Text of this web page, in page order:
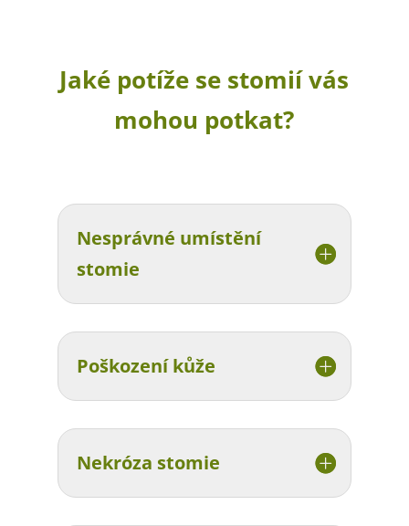
Jaké potíže se stomií vás
mohou potkat?
Nesprávné umístění
stomie
Poškození kůže
Nekróza stomie